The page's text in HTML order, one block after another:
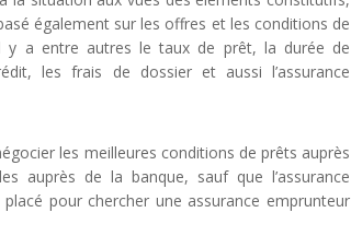
également sur les offres et les conditions de
y a entre autres le taux de prêt, la durée de
les frais de dossier et aussi l’assurance
les meilleures conditions de prêts auprès
auprès de la banque, sauf que l’assurance
pour chercher une assurance emprunteur